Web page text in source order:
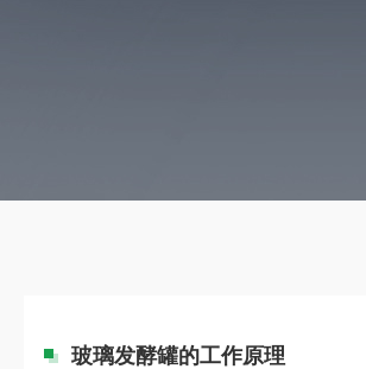
玻璃发酵罐的工作原理